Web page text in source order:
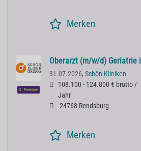
Merken
Premium
Oberarzt (m/w/d) Geriatrie
31.07.2026, Schön Kliniken
108.100 - 124.800 € brutto /
Jahr
24768 Rendsburg
Merken